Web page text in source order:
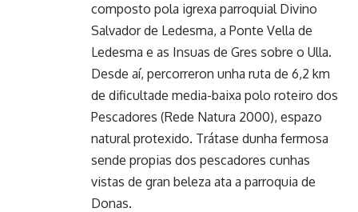
composto pola igrexa parroquial Divino
Salvador de Ledesma, a Ponte Vella de
Ledesma e as Insuas de Gres sobre o Ulla.
Desde aí, percorreron unha ruta de 6,2 km
de dificultade media-baixa polo roteiro dos
Pescadores (Rede Natura 2000), espazo
natural protexido. Trátase dunha fermosa
sende propias dos pescadores cunhas
vistas de gran beleza ata a parroquia de
Donas.